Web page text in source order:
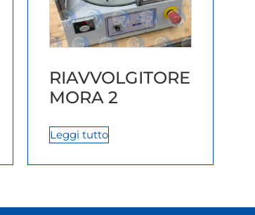
RIAVVOLGITORE
MORA 2
Leggi tutto